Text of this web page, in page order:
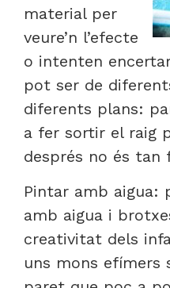
material per
veure’n l’efecte
o intenten
pot ser de
diferents plans:
a fer sortir el raig
després no és tan
Pintar amb aigua:
amb aigua i
creativitat dels
uns mons efímers